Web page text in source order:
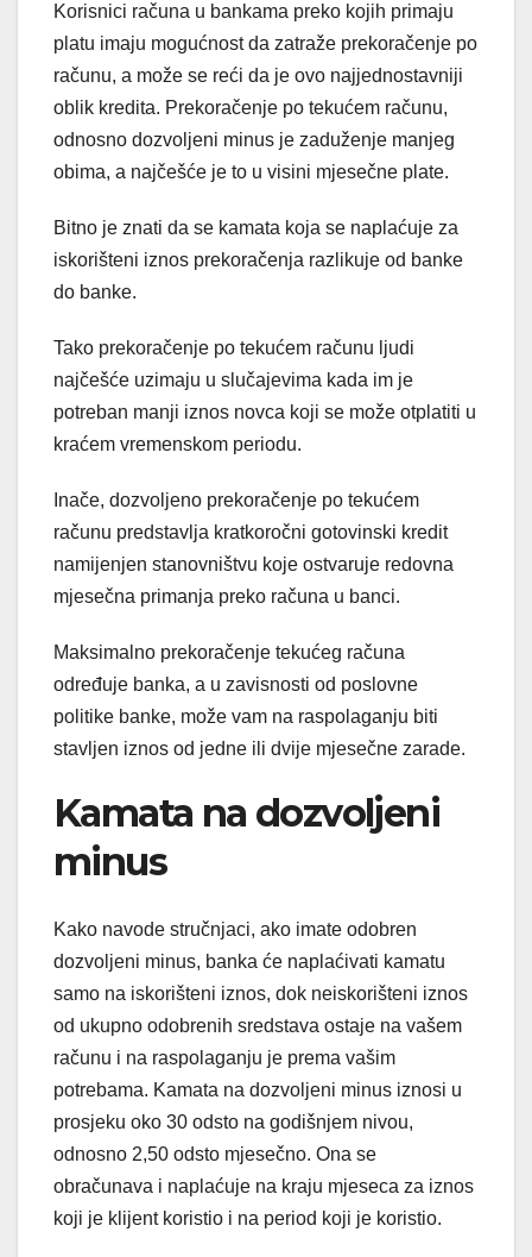
Korisnici računa u bankama preko kojih primaju
platu imaju mogućnost da zatraže prekoračenje po
računu, a može se reći da je ovo najjednostavniji
oblik kredita. Prekoračenje po tekućem računu,
odnosno dozvoljeni minus je zaduženje manjeg
obima, a najčešće je to u visini mjesečne plate.
Bitno je znati da se kamata koja se naplaćuje za
iskorišteni iznos prekoračenja razlikuje od banke
do banke.
Tako prekoračenje po tekućem računu ljudi
najčešće uzimaju u slučajevima kada im je
potreban manji iznos novca koji se može otplatiti u
kraćem vremenskom periodu.
Inače, dozvoljeno prekoračenje po tekućem
računu predstavlja kratkoročni gotovinski kredit
namijenjen stanovništvu koje ostvaruje redovna
mjesečna primanja preko računa u banci.
Maksimalno prekoračenje tekućeg računa
određuje banka, a u zavisnosti od poslovne
politike banke, može vam na raspolaganju biti
stavljen iznos od jedne ili dvije mjesečne zarade.
Kamata na dozvoljeni
minus
Kako navode stručnjaci, ako imate odobren
dozvoljeni minus, banka će naplaćivati kamatu
samo na iskorišteni iznos, dok neiskorišteni iznos
od ukupno odobrenih sredstava ostaje na vašem
računu i na raspolaganju je prema vašim
potrebama. Kamata na dozvoljeni minus iznosi u
prosjeku oko 30 odsto na godišnjem nivou,
odnosno 2,50 odsto mjesečno. Ona se
obračunava i naplaćuje na kraju mjeseca za iznos
koji je klijent koristio i na period koji je koristio.